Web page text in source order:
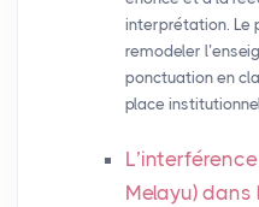
interprétation. Le
remodeler
ponctuation en
place
Melayu)